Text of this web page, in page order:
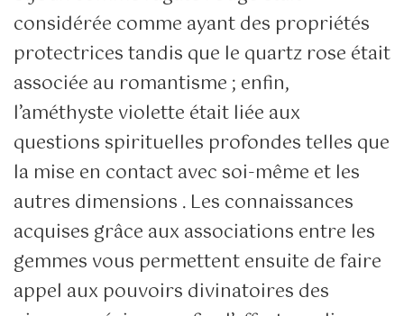
considérée comme ayant des propriétés
protectrices tandis que le quartz rose était
associée au romantisme ; enfin,
l’améthyste violette était liée aux
questions spirituelles profondes telles que
la mise en contact avec soi-même et les
autres dimensions . Les connaissances
acquises grâce aux associations entre les
gemmes vous permettent ensuite de faire
appel aux pouvoirs divinatoires des